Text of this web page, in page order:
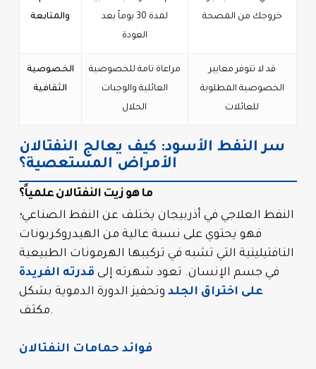
والمتابعة
لمدة 30 يوماً بعد
العودة
خروجك من المصحة
الخصوصية
الثقافية
مراعاة تامة للخصوصية
العائلية والوجبات
الحلال
قد لا تتوفر معايير
الخصوصية المطلوبة
للعائلات
سر النفط الأسود: كيف يعالج النفتالان
الأمراض المستعصية؟
ما هو زيت النفتالان علمياً؟
النفط العلاجي في أذربيجان يختلف عن النفط الصناعي؛
فهو يحتوي على نسبة عالية من الهيدروكربونات
النافتيلينية التي تشبه في تركيبها الهرمونات الطبيعية
في جسم الإنسان. تعود شهرته إلى قدرته الفريدة
على اختراق الجلد وتحفيز الدورة الدموية بشكل
مكثف.
فوائد حمامات النفتالان